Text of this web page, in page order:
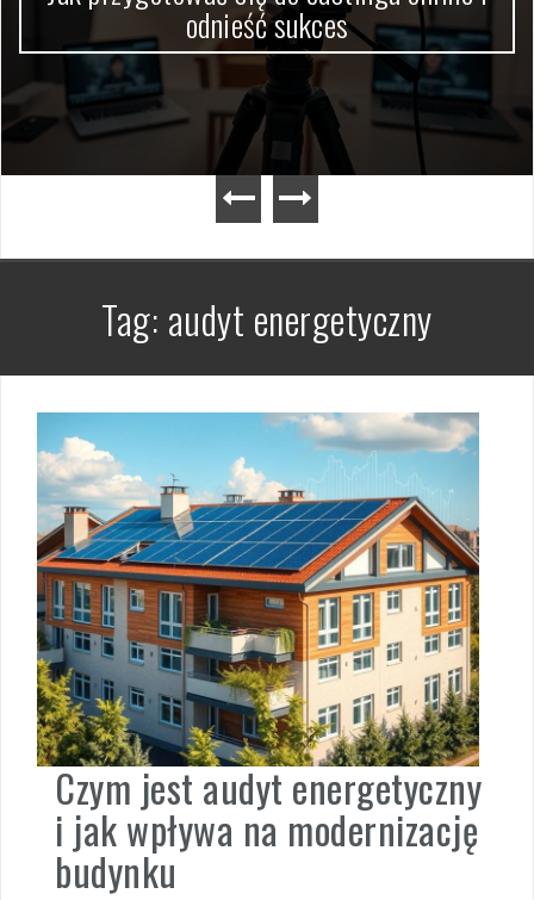
odnieść sukces
Tag: audyt energetyczny
Czym jest audyt energetyczny
i jak wpływa na modernizację
budynku